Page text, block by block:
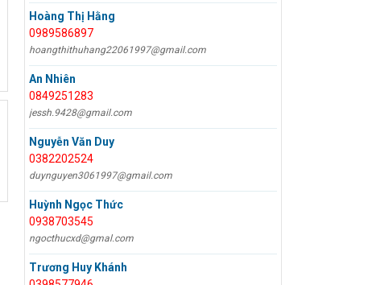
Hoàng Thị Hằng
0989586897
hoangthithuhang22061997@gmail.com
An Nhiên
0849251283
jessh.9428@gmail.com
Nguyễn Văn Duy
0382202524
duynguyen3061997@gmail.com
Huỳnh Ngọc Thức
0938703545
ngocthucxd@gmal.com
Trương Huy Khánh